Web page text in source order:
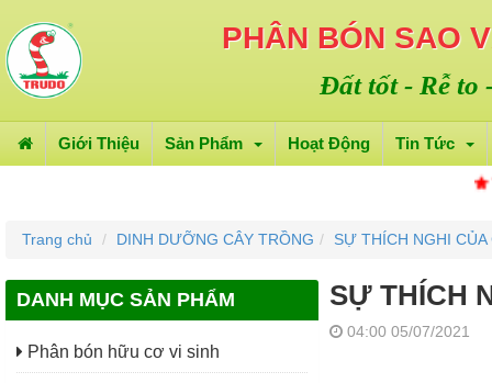
PHÂN BÓN SAO
Đất tốt - Rễ to
Giới Thiệu Sản Phẩm Hoạt Động Tin Tức
TUYỂN
Trang chủ DINH DƯỠNG CÂY TRỒNG SỰ THÍCH NGHI
SỰ THÍCH
04:00 05/07/2021
DANH MỤC SẢN PHẨM
Phân bón hữu cơ vi sinh